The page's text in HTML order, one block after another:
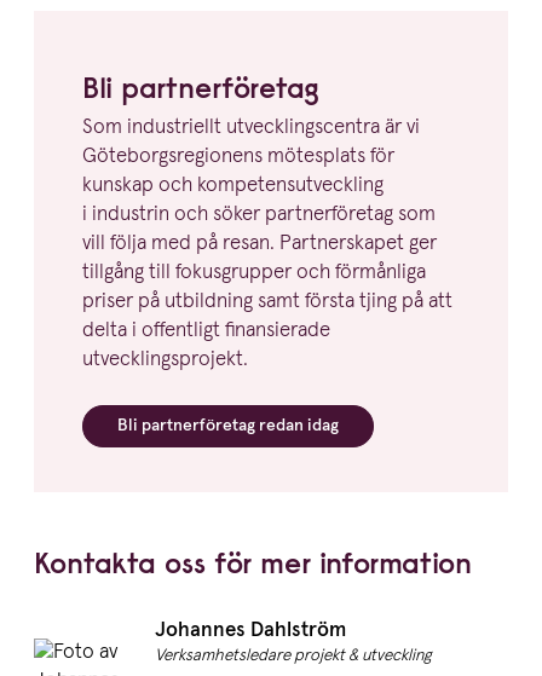
Bli partner­fö­retag
Som indust­riellt utveck­lings­centra är vi
Göteborgs­re­gi­onens mötesplats för
kunskap och kompe­tens­ut­veckling
i industrin och söker partner­fö­retag som
vill följa med på resan. Partner­skapet ger
tillgång till fokus­grupper och förmånliga
priser på utbildning samt första tjing på att
delta i offentligt finan­si­erade
utvecklingsprojekt.
Bli partner­fö­retag redan idag
Kontakta oss för mer information
Namn:
Johannes Dahlström
Titel:
Verksamhetsledare projekt & utveckling